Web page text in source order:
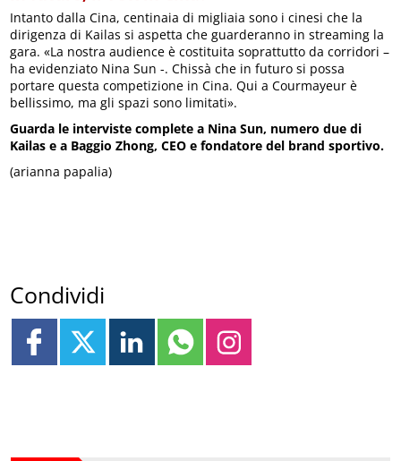
Intanto dalla Cina, centinaia di migliaia sono i cinesi che la
dirigenza di Kailas si aspetta che guarderanno in streaming la
gara. «La nostra audience è costituita soprattutto da corridori –
ha evidenziato Nina Sun -. Chissà che in futuro si possa
portare questa competizione in Cina. Qui a Courmayeur è
bellissimo, ma gli spazi sono limitati».
Guarda le interviste complete a Nina Sun, numero due di
Kailas e a Baggio Zhong, CEO e fondatore del brand sportivo.
(arianna papalia)
Condividi